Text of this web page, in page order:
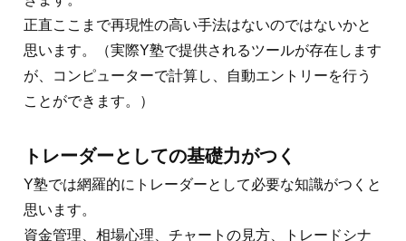
正直ここまで再現性の高い手法はないのではないかと
思います。（実際Y塾で提供されるツールが存在します
が、コンピューターで計算し、自動エントリーを行う
ことができます。）
トレーダーとしての基礎力がつく
Y塾では網羅的にトレーダーとして必要な知識がつくと
思います。
資金管理、相場心理、チャートの見方、トレードシナ